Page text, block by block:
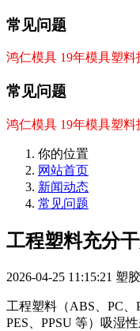
常见问题
鸿仁模具 19年模具塑料
常见问题
鸿仁模具 19年模具塑料
你的位置
网站首页
新闻动态
常见问题
工程塑料充分
2026-04-25 11:15:21 塑
工程塑料（ABS、PC、
PES、PPSU 等）吸湿